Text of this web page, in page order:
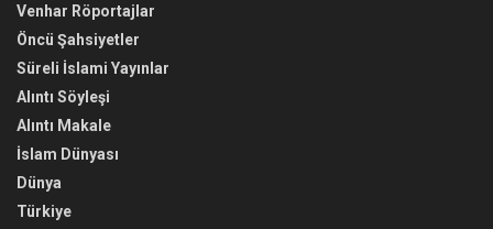
Venhar Röportajlar
Öncü Şahsiyetler
Süreli İslami Yayınlar
Alıntı Söyleşi
Alıntı Makale
İslam Dünyası
Dünya
Türkiye